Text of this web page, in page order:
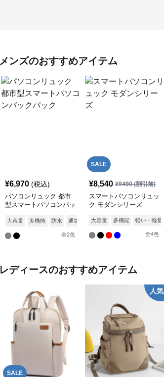
メンズのおすすめアイテム
¥6,970 (税込)
パソコンリュック 都市
型スマートパソコンバッ
大容量 多機能 防水 通気性
全2色
SALE
¥8,540 ¥9490(割引前)
スマートパソコンリュッ
ク モダンシリーズ
大容量 多機能 軽い・軽量
全4色
レディースのおすすめアイテム
SALE
人気